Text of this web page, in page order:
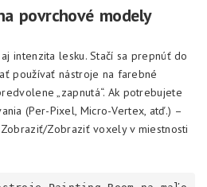
povrchové modely
intenzita lesku. Stačí sa prepnúť do
používať nástroje na farebné
„zapnutá“. Ak potrebujete
(Per-Pixel, Micro-Vertex, atď.) –
Zobraziť voxely v miestnosti